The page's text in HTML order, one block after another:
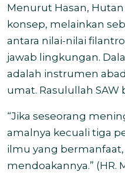
Menurut Hasan,
konsep, melainkan
antara nilai-nilai
jawab lingkungan.
adalah instrumen
umat. Rasulullah SAW
“Jika seseorang
amalnya kecuali tiga
ilmu yang
mendoakannya.” (HR.